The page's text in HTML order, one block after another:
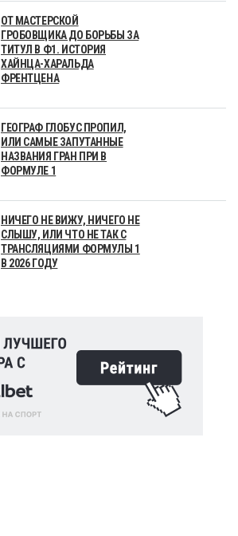
ОТ МАСТЕРСКОЙ
ГРОБОВЩИКА ДО БОРЬБЫ ЗА
ТИТУЛ В Ф1. ИСТОРИЯ
ХАЙНЦА-ХАРАЛЬДА
ФРЕНТЦЕНА
ГЕОГРАФ ГЛОБУС ПРОПИЛ,
ИЛИ САМЫЕ ЗАПУТАННЫЕ
НАЗВАНИЯ ГРАН ПРИ В
ФОРМУЛЕ 1
НИЧЕГО НЕ ВИЖУ, НИЧЕГО НЕ
СЛЫШУ, ИЛИ ЧТО НЕ ТАК С
ТРАНСЛЯЦИЯМИ ФОРМУЛЫ 1
В 2026 ГОДУ